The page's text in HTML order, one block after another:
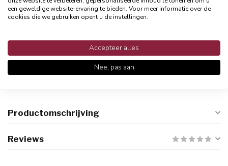
Persoonlijke klantenservices
Binnen 48 uur reactie
Productomschrijving
Reviews
een geweldige website-ervaring te bieden. Voor meer informatie over de
cookies die we gebruiken opent u de instellingen.
Accepteer alles
Nee, pas aan